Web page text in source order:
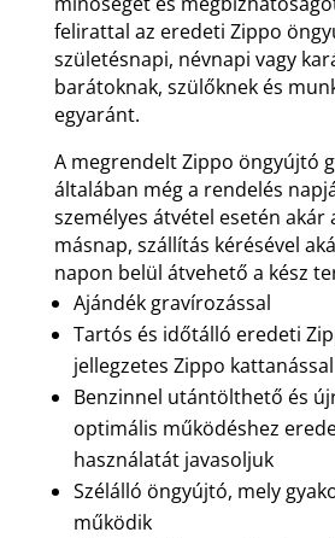
felirattal az eredeti Zippo
születésnapi, névnapi vagy
barátoknak, szülőknek és
egyaránt.
A megrendelt Zippo öngyújtó
általában még a rendelés
személyes átvétel esetén akár
másnap, szállítás kérésével
napon belül átvehető a kész
Ajándék gravírozással
Tartós és időtálló eredeti
jellegzetes Zippo kattanással
Benzinnel utántölthető és
optimális működéshez
használatát javasoljuk
Szélálló öngyújtó, mely
működik